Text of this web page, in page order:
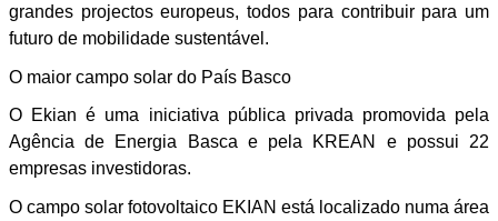
grandes projectos europeus, todos para contribuir para um
futuro de mobilidade sustentável.
O maior campo solar do País Basco
O Ekian é uma iniciativa pública privada promovida pela
Agência de Energia Basca e pela KREAN e possui 22
empresas investidoras.
O campo solar fotovoltaico EKIAN está localizado numa área